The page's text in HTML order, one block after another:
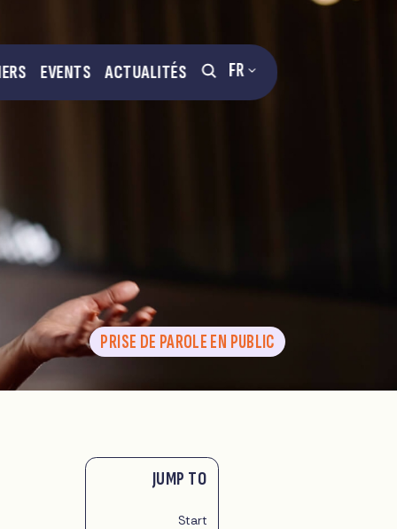
FR
EVENTS ACTUALITÉS
PRISE DE PAROLE EN PUBLIC
JUMP TO
Start